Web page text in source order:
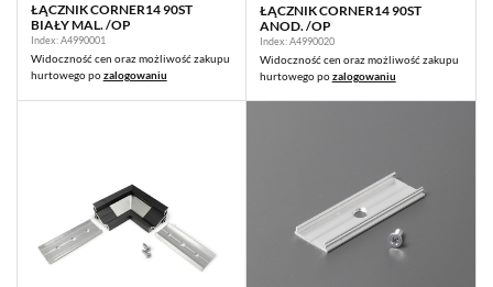
ŁĄCZNIK CORNER14 90ST
BIAŁY MAL. /OP
Index: A4990001
Widoczność cen oraz możliwość zakupu
hurtowego pozalogowaniu
ŁĄCZNIK CORNER14 90ST
ANOD. /OP
Index: A4990020
Widoczność cen oraz możliwość zakupu
hurtowego pozalogowaniu